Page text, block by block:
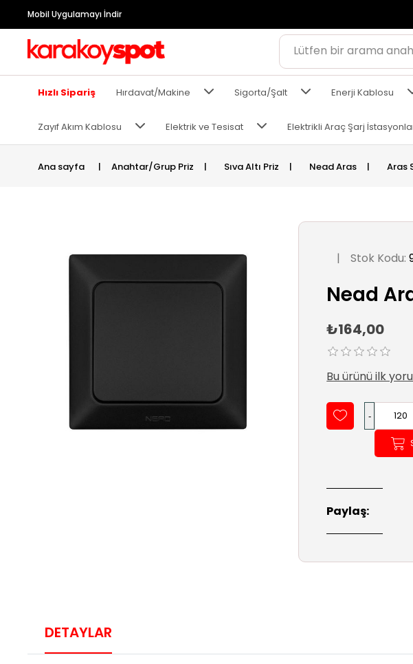
Mobil Uygulamayı İndir
Hızlı Sipariş Hırdavat/Makine Sigorta/Şalt Enerji Kablosu
Zayıf Akım Kablosu Elektrik ve Tesisat Elektrikli Araç Şarj
Ana sayfa | Anahtar/Grup Priz | Sıva Altı Priz | Nead Aras | Aras
| Stok Kodu:
Nead
₺164,00
Bu ürünü ilk
Paylaş:
DETAYLAR